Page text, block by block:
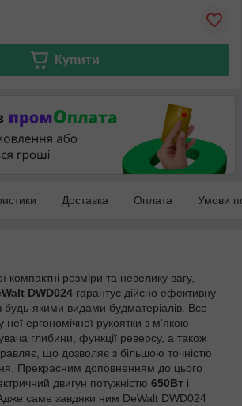
Купити
Доставка Оплата Умови
компактні розміри та невелику вагу,
DWD024 гарантує дійсно ефективну
будь-якими видами будматеріалів. Все
неї ергономічної рукоятки з м'якою
глибини, функції реверсу, а також
що дозволяє з більшою точністю
Прекрасним доповненням до цього
двигун потужністю 650Вт і
саме завдяки ним DeWalt DWD024